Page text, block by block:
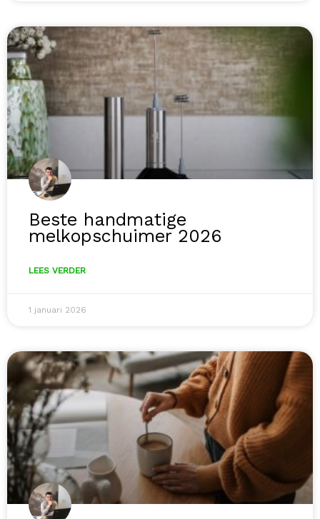
Beste handmatige
melkopschuimer 2026
LEES VERDER
1 januari 2026